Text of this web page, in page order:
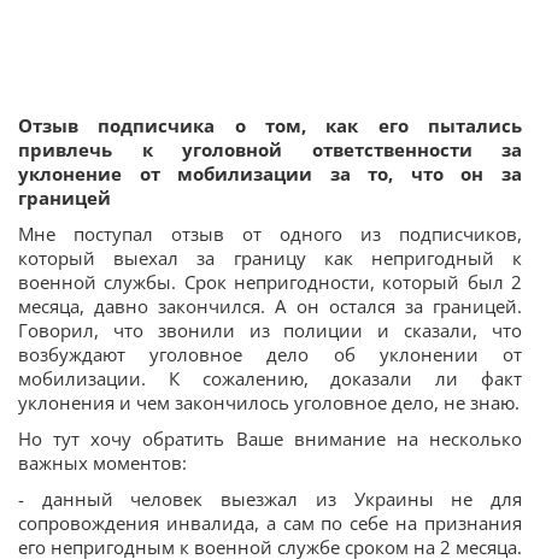
Отзыв подписчика о том, как его пытались
привлечь к уголовной ответственности за
уклонение от мобилизации за то, что он за
границей
Мне поступал отзыв от одного из подписчиков,
который выехал за границу как непригодный к
военной службы. Срок непригодности, который был 2
месяца, давно закончился. А он остался за границей.
Говорил, что звонили из полиции и сказали, что
возбуждают уголовное дело об уклонении от
мобилизации. К сожалению, доказали ли факт
уклонения и чем закончилось уголовное дело, не знаю.
Но тут хочу обратить Ваше внимание на несколько
важных моментов:
- данный человек выезжал из Украины не для
сопровождения инвалида, а сам по себе на признания
его непригодным к военной службе сроком на 2 месяца.